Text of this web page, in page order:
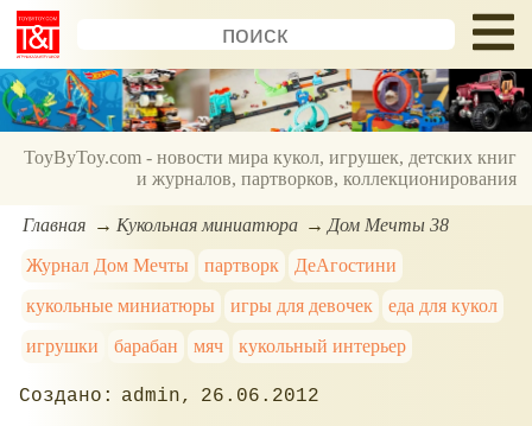
ToyByToy.com - новости мира кукол, игрушек, детских книг
и журналов, партворков, коллекционирования
Главная Кукольная миниатюра
Дом Мечты 38
Журнал Дом Мечты
партворк
ДеАгостини
кукольные миниатюры
игры для девочек
еда для кукол
игрушки
барабан мяч кукольный интерьер
admin 26.06.2012